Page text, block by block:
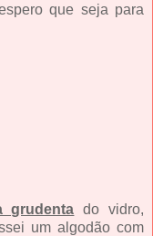
que seja para
grudenta do vidro,
um algodão com